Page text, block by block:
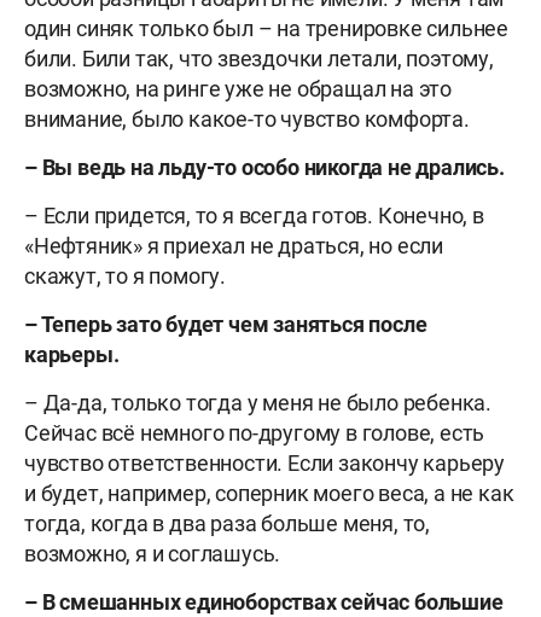
один синяк только был – на тренировке сильнее
били. Били так, что звездочки летали, поэтому,
возможно, на ринге уже не обращал на это
внимание, было какое-то чувство комфорта.
– Вы ведь на льду-то особо никогда не дрались.
– Если придется, то я всегда готов. Конечно, в
«Нефтяник» я приехал не драться, но если
скажут, то я помогу.
– Теперь зато будет чем заняться после
карьеры.
– Да-да, только тогда у меня не было ребенка.
Сейчас всё немного по-другому в голове, есть
чувство ответственности. Если закончу карьеру
и будет, например, соперник моего веса, а не как
тогда, когда в два раза больше меня, то,
возможно, я и соглашусь.
– В смешанных единоборствах сейчас большие